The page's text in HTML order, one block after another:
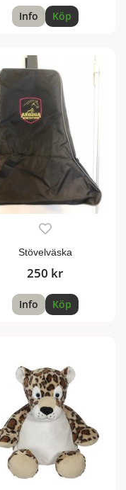
Info Köp
Stövelväska
250 kr
Info Köp